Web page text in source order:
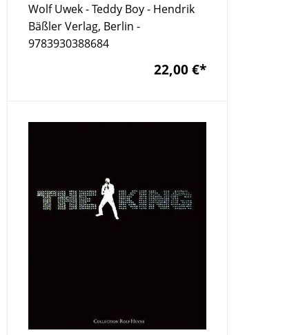
Wolf Uwek - Teddy Boy - Hendrik
Bäßler Verlag, Berlin -
9783930388684
22,00 €*